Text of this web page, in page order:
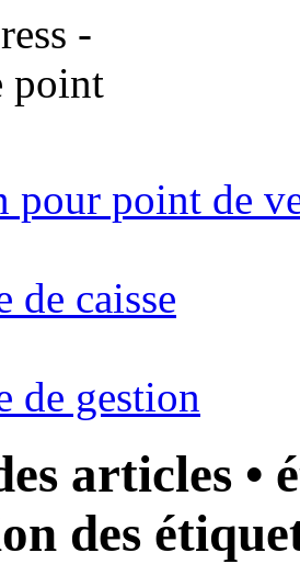
pour point de
de caisse
de gestion
articles •
des